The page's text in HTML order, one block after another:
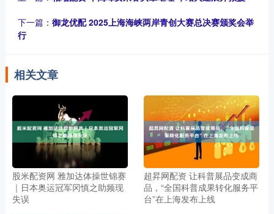
下一篇： 御龙优配 2025上海海峡两岸青创大赛总决赛颁奖会举
行
相关文章
股米配资网 雅加达体操世锦赛
｜日本奥运冠军冈慎之助频现
失误
超昇网配资 让科普展品变成商
品，“全国科普成果转化服务平
台”在上海发布上线